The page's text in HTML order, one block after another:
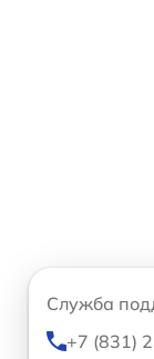
Служба
+7 (831)